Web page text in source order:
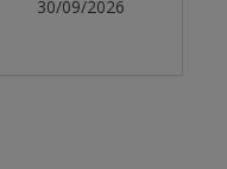
30/09/2026